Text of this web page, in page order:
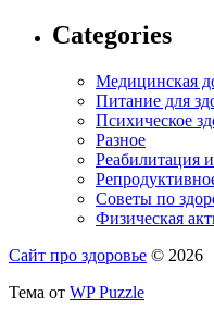
Categories
Медицинская
Питание для
Психическое
Разное
Реабилитация
Советы по
Физическая
Сайт про здоровье © 2026
Тема от WP Puzzle